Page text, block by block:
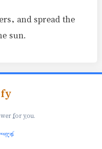
and spread the
sun.
fy
foryou.